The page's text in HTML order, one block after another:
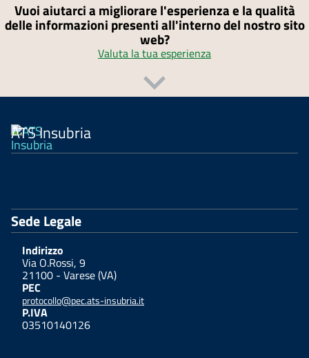
Vuoi aiutarci a migliorare l'esperienza e la qualità
delle informazioni presenti all'interno del nostro sito
web?
Valuta la tua esperienza
ATS Insubria
Sede Legale
Indirizzo
Via O.Rossi, 9
21100 - Varese (VA)
PEC
protocollo@pec.ats-insubria.it
P.IVA
03510140126